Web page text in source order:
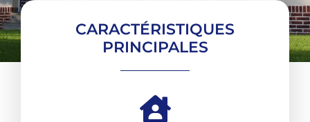
CARACTÉRISTIQUES
PRINCIPALES